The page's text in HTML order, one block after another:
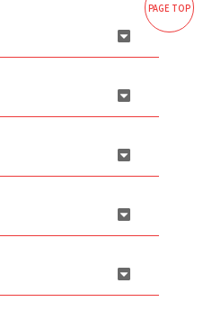
PAGE TOP